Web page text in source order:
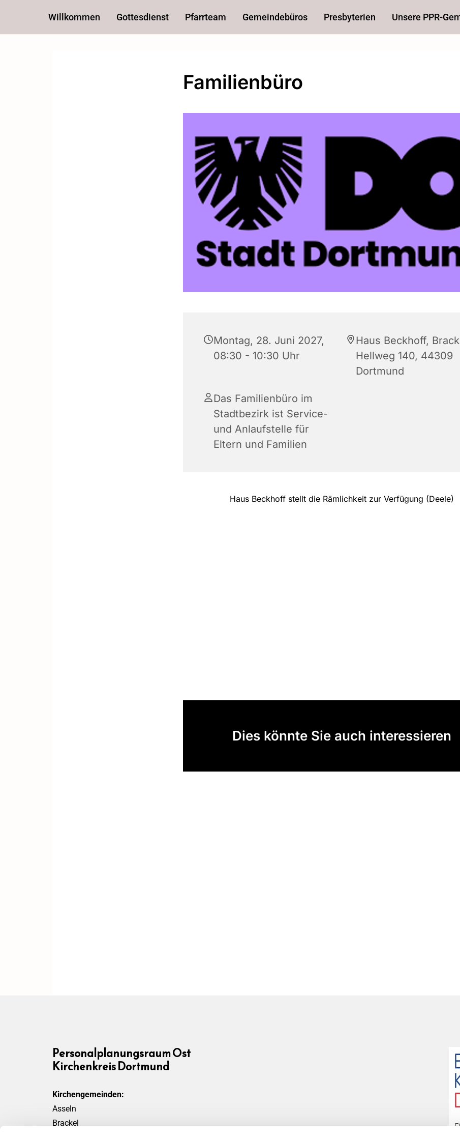
Willkommen Gottesdienst Pfarrteam Gemeindebüros Presbyterien Unsere PPR-
Familienbüro
Montag, 28. Juni 2027,
08:30 - 10:30 Uhr
Haus Beckhoff,
Hellweg 140, 44309
Dortmund
Das Familienbüro im
Stadtbezirk ist Service-
und Anlaufstelle für
Eltern und Familien
Haus Beckhoff stellt die Rämlichkeit zur Verfügung (Deele)
Dies könnte Sie auch interessieren
Personalplanungsraum Ost
Kirchenkreis Dortmund
Kirchengemeinden:
Asseln
Brackel